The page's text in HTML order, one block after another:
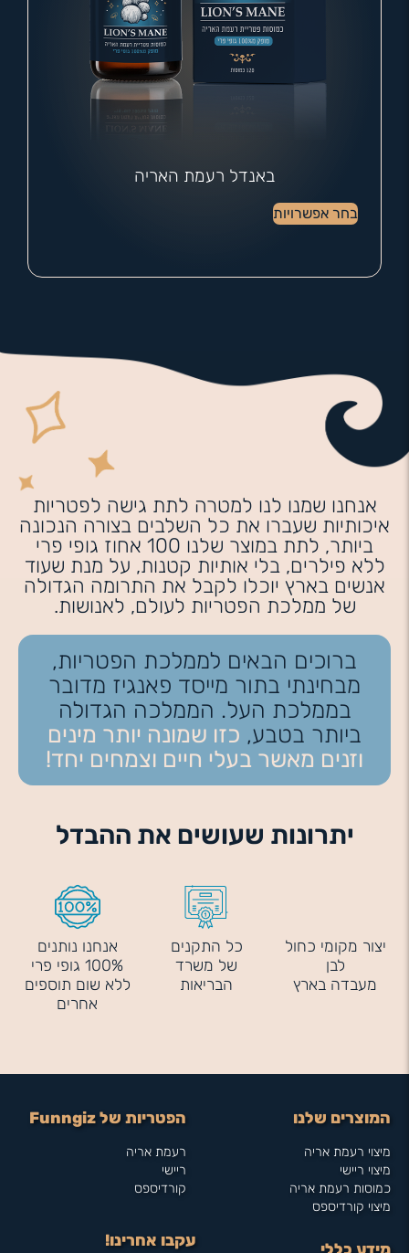
באנדל רעמת האריה
בחר אפשרויות
אנחנו שמנו לנו למטרה לתת גישה לפטריות
איכותיות שעברו את כל השלבים בצורה הנכונה
ביותר, לתת במוצר שלנו 100 אחוז גופי פרי
ללא פילרים, בלי אותיות קטנות, על מנת שעוד
אנשים בארץ יוכלו לקבל את התרומה הגדולה
של ממלכת הפטריות לעולם, לאנושות.
ברוכים הבאים לממלכת הפטריות,
מבחינתי בתור מייסד פאנגיז מדובר
בממלכת העל. הממלכה הגדולה
ביותר בטבע, כזו שמונה יותר מינים
וזנים מאשר בעלי חיים וצמחים יחד!
יתרונות שעושים את ההבדל
יצור מקומי כחול
לבן
מעבדה בארץ
כל התקנים
של משרד
הבריאות
אנחנו נותנים
100% גופי פרי
ללא שום תוספים
אחרים
המוצרים שלנו
מיצוי רעמת אריה
מיצוי ריישי
כמוסות רעמת אריה
מיצוי קורדיספס
הפטריות של Funngiz
רעמת אריה
ריישי
קורדיספס
מידע כללי עקבו אחרינו!